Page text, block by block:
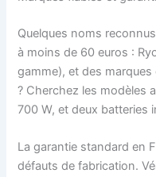
Quelques noms
à moins de 60 euros :
gamme), et des
? Cherchez les modèles
700 W, et deux batteries
La garantie standard en
défauts de fabrication.